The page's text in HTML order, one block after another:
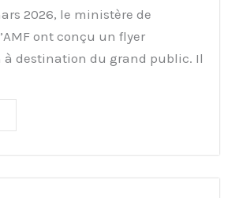
2026, le ministère de
ont conçu un flyer
à destination du grand public. Il